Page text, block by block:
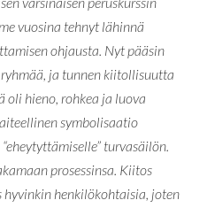
vuosina tehnyt lähinnä
ohjausta. Nyt pääsin
ja tunnen kiitollisuutta
oli hieno, rohkea ja luova
symbolisaatio
turvasäilön.
prosessinsa. Kiitos
hyvinkin henkilökohtaisia, joten